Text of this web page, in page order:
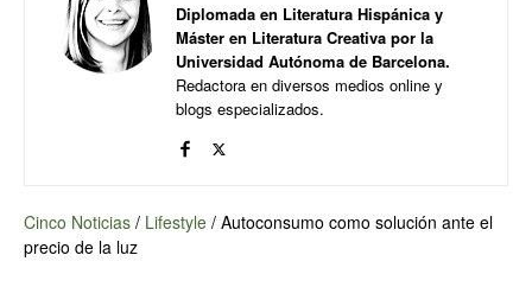
Diplomada en Literatura Hispánica y
Máster en Literatura Creativa por la
Universidad Autónoma de Barcelona.
Redactora en diversos medios online y
blogs especializados.
Cinco Noticias / Lifestyle / Autoconsumo como solución ante el
precio de la luz